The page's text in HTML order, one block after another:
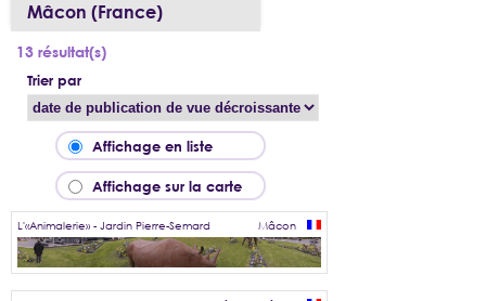
Mâcon (France)
13 résultat(s)
Trier par
Affichage en liste
Affichage sur la carte
L'«Animalerie» - Jardin Pierre-Semard Mâcon